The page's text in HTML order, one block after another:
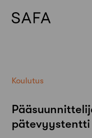
Koulutus
pätevyystentti